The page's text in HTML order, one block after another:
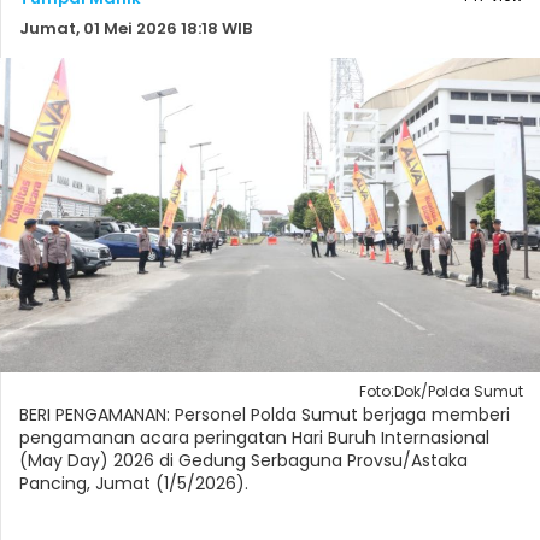
Jumat, 01 Mei 2026 18:18 WIB
Foto:Dok/Polda Sumut
BERI PENGAMANAN: Personel Polda Sumut berjaga memberi
pengamanan acara peringatan Hari Buruh Internasional
(May Day) 2026 di Gedung Serbaguna Provsu/Astaka
Pancing, Jumat (1/5/2026).